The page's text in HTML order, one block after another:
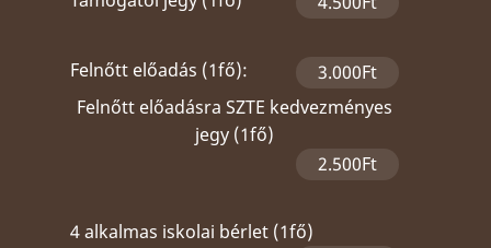
Felnőtt előadás (1fő):
3.000Ft
Felnőtt előadásra SZTE kedvezményes
jegy (1fő)
2.500Ft
4 alkalmas iskolai bérlet (1fő)